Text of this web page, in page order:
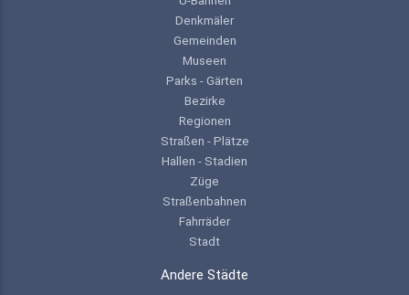
Denkmäler
Gemeinden
Museen
Parks - Gärten
Bezirke
Regionen
Straßen - Plätze
Hallen - Stadien
Züge
Straßenbahnen
Fahrräder
Stadt
Andere Städte